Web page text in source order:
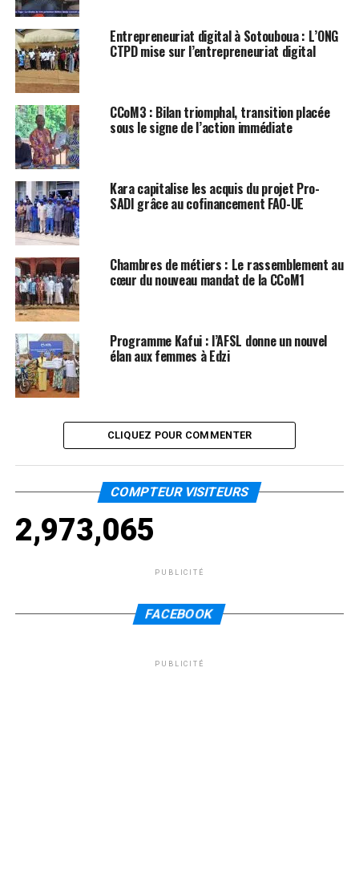
Entrepreneuriat digital à Sotouboua : L’ONG
CTPD mise sur l’entrepreneuriat digital
CCoM3 : Bilan triomphal, transition placée
sous le signe de l’action immédiate
Kara capitalise les acquis du projet Pro-
SADI grâce au cofinancement FAO-UE
Chambres de métiers : Le rassemblement au
cœur du nouveau mandat de la CCoM1
Programme Kafui : l’AFSL donne un nouvel
élan aux femmes à Edzi
CLIQUEZ POUR COMMENTER
COMPTEUR VISITEURS
2,973,065
PUBLICITÉ
FACEBOOK
PUBLICITÉ